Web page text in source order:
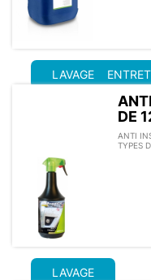
LAVAGE
DE
ANTI
TYPES
LAVAGE